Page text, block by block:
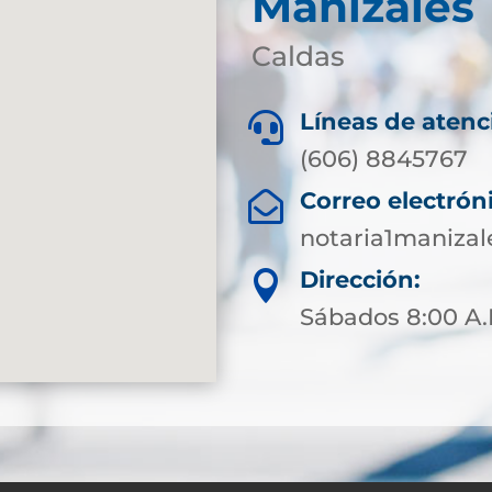
Caldas

Líneas de
(606) 8845767

Correo

Dirección:
Sábados 8:00